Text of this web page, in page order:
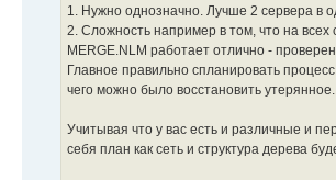
1. Нужно однозначно. Лучше 2 сервера в
2. Сложность например в том, что на
MERGE.NLM работает отлично -
Главное правильно спланировать
чего можно было восстановить утерянное.
Учитывая что у вас есть и различные и
себя план как сеть и структура дерева